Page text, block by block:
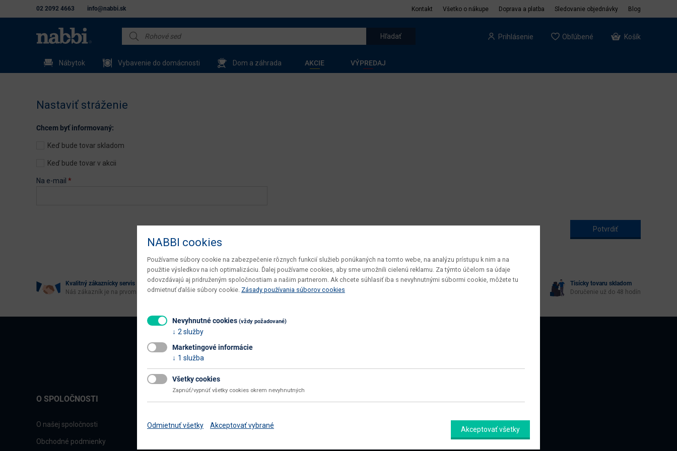
02 2092 4663 info@nabbi.sk Kontakt Všetko o nákupe Doprava a platba Sledovanie objednávky Blog
Prihlásenie Obľúbené Košík
Nábytok Vybavenie do domácnosti Dom a záhrada AKCIE VÝPREDAJ
Nastaviť stráženie
Chcem byť informovaný:
Keď bude tovar skladom
Keď bude tovar v akcii
Na e-mail *
Kvalitný zákaznícky servis
Náš zákazník je na prvom mieste
Vrátenie tovaru do 30 dní
Maximálne pohodlie pre vás
Top ceny
Tisícky tovaru skladom
Doručenie už do 48 hodín
O SPOLOČNOSTI
O našej spoločnosti
Obchodné podmienky
Obchodné podmienky Reklamačný formulár
Odstúpiť od zmluvy tu
NABBI cookies
Používame súbory cookie na zabezpečenie rôznych funkcií služieb ponúkaných na tomto webe, na analýzu prístupu k nim a na
použitie výsledkov na ich optimalizáciu. Ďalej používame cookies, aby sme umožnili cielenú reklamu. Za týmto účelom sa údaje
odovzdávajú aj pridruženým spoločnostiam a našim partnerom. Ak chcete súhlasiť iba s nevyhnutnými súbormi cookie, môžete tu
odmietnuť ďalšie súbory cookie. Zásady používania súborov cookies
Nevyhnutné cookies (vždy požadované)
2 služby
Marketingové informácie
1 služba
Všetky cookies
Zapnúť/vypnúť všetky cookies okrem nevyhnutných
Odmietnuť všetky Akceptovať vybrané Akceptovať všetky